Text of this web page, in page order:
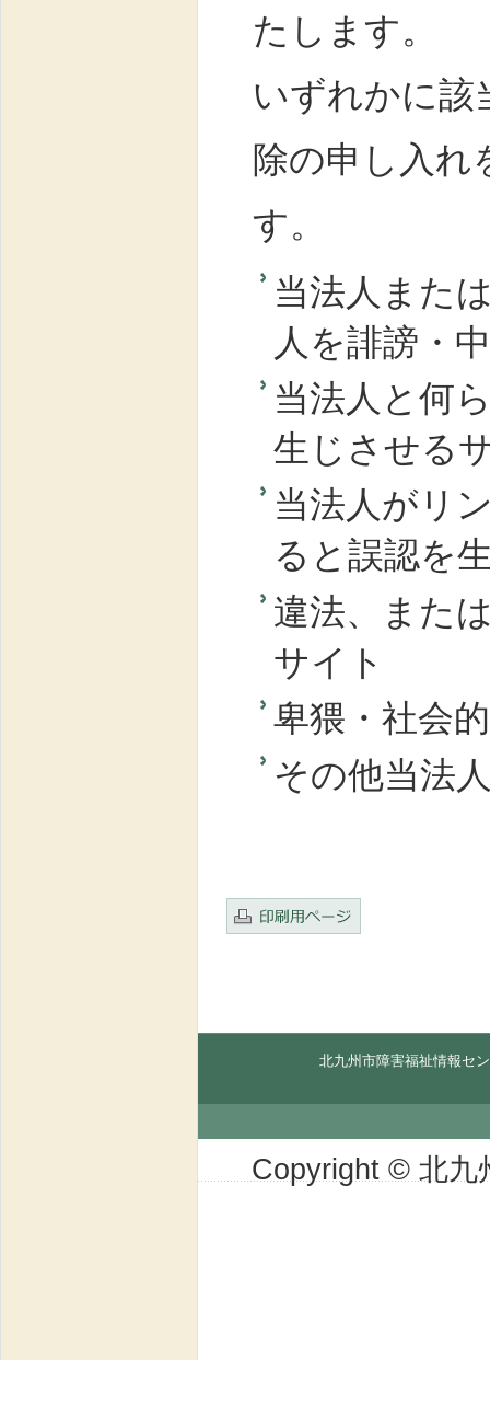
たします。
いずれかに該
除の申し入れ
す。
当法人 また
人を誹謗・
当法人 と何
生じさせる
当法人がリ
ると誤認を
違法、また
サイト
卑猥・社会
その他当法
北九州市障害福祉情報セ
Copyright © 北九